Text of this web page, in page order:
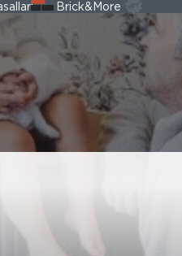
Brick&More
Büyüsü